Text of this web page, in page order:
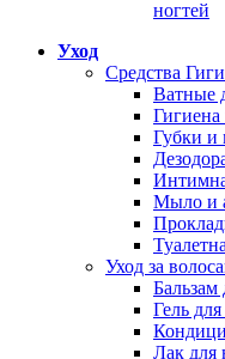
ногтей
Уход
Средства
Ватные
Гигиена
Губки и
Мыло и
Уход за
Бальзам
Гель
Лак для